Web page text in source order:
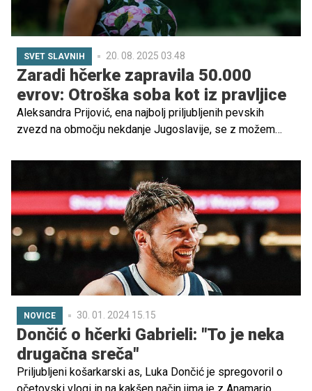
SVET SLAVNIH 20. 08. 2025 03.48
Zaradi hčerke zapravila 50.000
evrov: Otroška soba kot iz pravljice
Aleksandra Prijović, ena najbolj priljubljenih pevskih
zvezd na območju nekdanje Jugoslavije, se z možem
drugega otroka.
NOVICE 30. 01. 2024 15.15
Dončić o hčerki Gabrieli: "To je neka
drugačna sreča"
Priljubljeni košarkarski as, Luka Dončić je spregovoril o